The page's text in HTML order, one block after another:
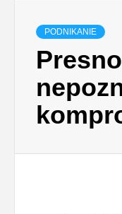
PODNIKANIE